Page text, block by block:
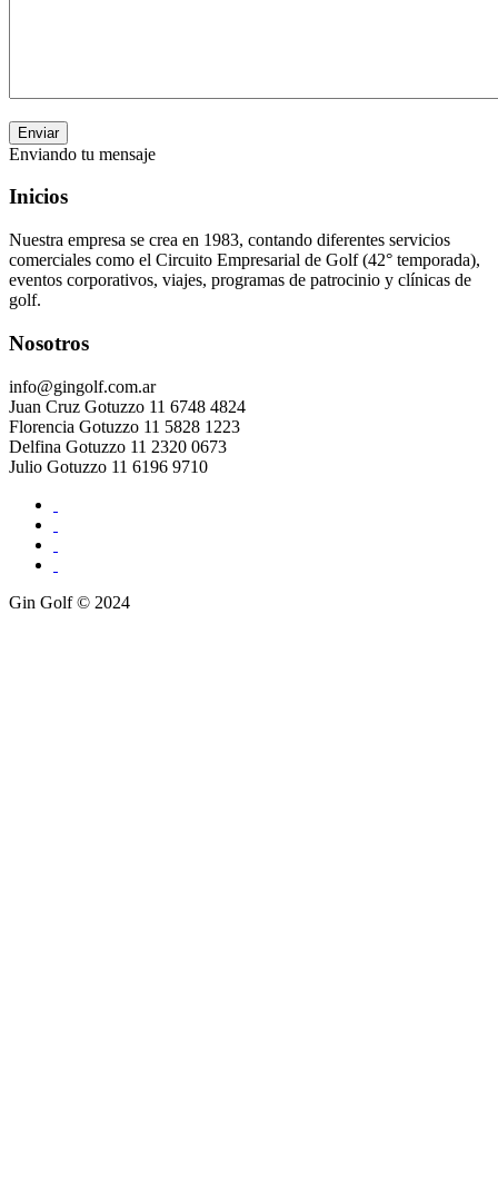
Enviar
Enviando tu mensaje
Inicios
Nuestra empresa se crea en 1983, contando diferentes servicios
comerciales como el Circuito Empresarial de Golf (42° temporada),
eventos corporativos, viajes, programas de patrocinio y clínicas de
golf.
Nosotros
info@gingolf.com.ar
Juan Cruz Gotuzzo 11 6748 4824
Florencia Gotuzzo 11 5828 1223
Delfina Gotuzzo 11 2320 0673
Julio Gotuzzo 11 6196 9710
Gin Golf © 2024